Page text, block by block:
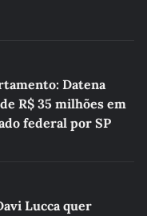
Datena
R$ 35 milhões em
federal por SP
Lucca quer